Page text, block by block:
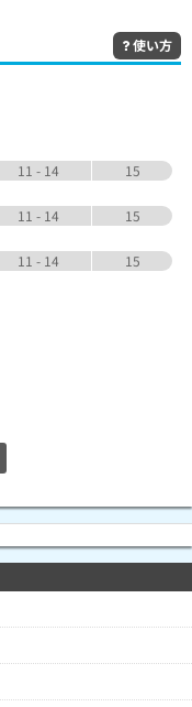
使い方
11 - 14
15
11 - 14
15
11 - 14 15